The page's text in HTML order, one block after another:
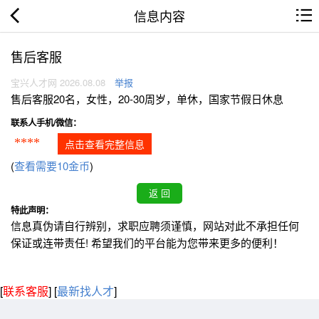
信息内容
售后客服
宝兴人才网 2026.08.08 举报
售后客服20名，女性，20-30周岁，单休，国家节假日休息
联系人手机/微信：
**** 点击查看完整信息
(查看需要10金币)
特此声明：
信息真伪请自行辨别，求职应聘须谨慎，网站对此不承担任何
保证或连带责任! 希望我们的平台能为您带来更多的便利！
[联系客服] [最新找人才]